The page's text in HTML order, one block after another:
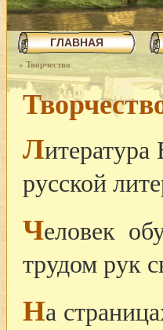
ГЛАВНАЯ
» Творчество
Л
русской
Человек
трудом рук
На